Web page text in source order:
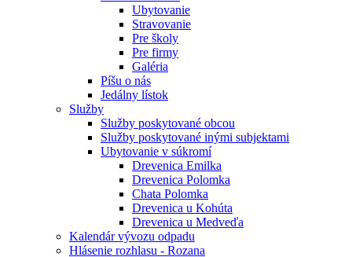
Ubytovanie
Stravovanie
Pre školy
Pre firmy
Galéria
Píšu o nás
Jedálny lístok
Služby
Služby poskytované obcou
Služby poskytované inými subjektami
Ubytovanie v súkromí
Drevenica Emilka
Drevenica Polomka
Chata Polomka
Drevenica u Kohúta
Drevenica u Medveďa
Kalendár vývozu odpadu
Hlásenie rozhlasu - Rozana